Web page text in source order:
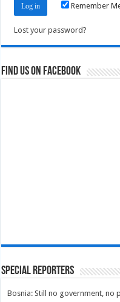
Remember
Lost your password?
Find us on Facebook
Special Reporters
Bosnia: Still no government, no